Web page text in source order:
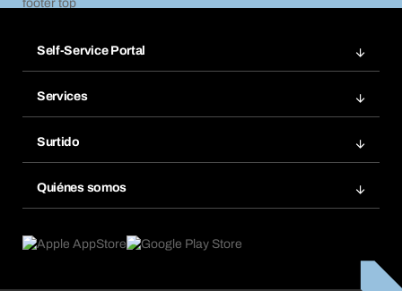
Self-Service Portal
Grupos Favoritos
Repetir pedido
Pedidos programados
Services
Gestión Química
eProcurement
Buscadores de productos
Surtido
Quiénes somos
Lo que nos mueve